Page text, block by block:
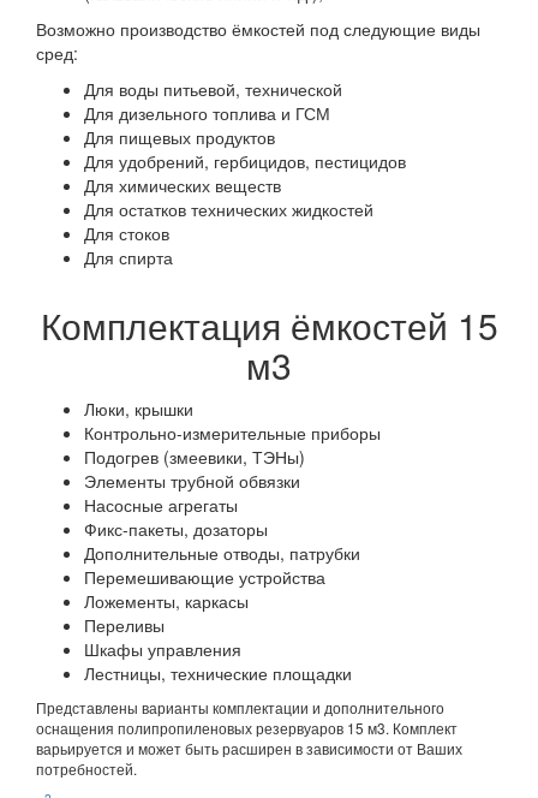
Возможно производство ёмкостей под следующие виды
сред:
Для воды питьевой, технической
Для дизельного топлива и ГСМ
Для пищевых продуктов
Для удобрений, гербицидов, пестицидов
Для химических веществ
Для остатков технических жидкостей
Для стоков
Для спирта
Комплектация ёмкостей 15
м3
Люки, крышки
Контрольно-измерительные приборы
Подогрев (змеевики, ТЭНы)
Элементы трубной обвязки
Насосные агрегаты
Фикс-пакеты, дозаторы
Дополнительные отводы, патрубки
Перемешивающие устройства
Ложементы, каркасы
Переливы
Шкафы управления
Лестницы, технические площадки
Представлены варианты комплектации и дополнительного
оснащения полипропиленовых резервуаров 15 м3. Комплект
варьируется и может быть расширен в зависимости от Ваших
потребностей.